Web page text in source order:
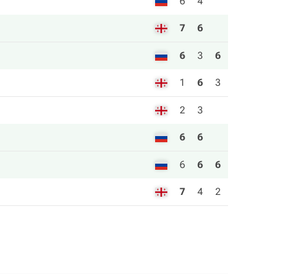
7 6
6 3 6
1 6 3
2 3
6 6
6 6 6
7 4 2